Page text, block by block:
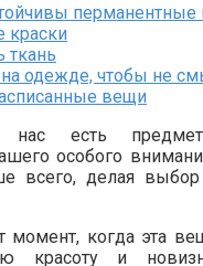
краски
ткань
одежде, чтобы не
вещи
есть предмет
особого
всего, делая
момент, когда эта
красоту и